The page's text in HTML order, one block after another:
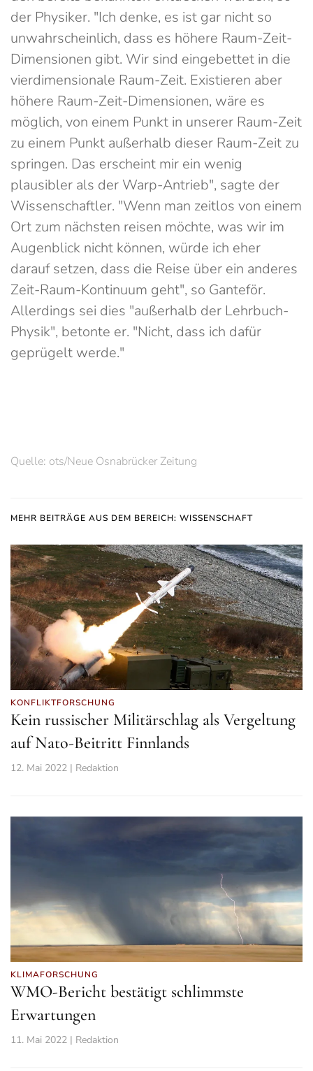
der Physiker. "Ich denke, es ist gar nicht so
unwahrscheinlich, dass es höhere Raum-Zeit-
Dimensionen gibt. Wir sind eingebettet in die
vierdimensionale Raum-Zeit. Existieren aber
höhere Raum-Zeit-Dimensionen, wäre es
möglich, von einem Punkt in unserer Raum-Zeit
zu einem Punkt außerhalb dieser Raum-Zeit zu
springen. Das erscheint mir ein wenig
plausibler als der Warp-Antrieb", sagte der
Wissenschaftler. "Wenn man zeitlos von einem
Ort zum nächsten reisen möchte, was wir im
Augenblick nicht können, würde ich eher
darauf setzen, dass die Reise über ein anderes
Zeit-Raum-Kontinuum geht", so Ganteför.
Allerdings sei dies "außerhalb der Lehrbuch-
Physik", betonte er. "Nicht, dass ich dafür
geprügelt werde."
Quelle: ots/Neue Osnabrücker Zeitung
MEHR BEITRÄGE AUS DEM BEREICH: WISSENSCHAFT
KONFLIKTFORSCHUNG
Kein russischer Militärschlag als Vergeltung
auf Nato-Beitritt Finnlands
12. Mai 2022 | Redaktion
KLIMAFORSCHUNG
WMO-Bericht bestätigt schlimmste
Erwartungen
11. Mai 2022 | Redaktion